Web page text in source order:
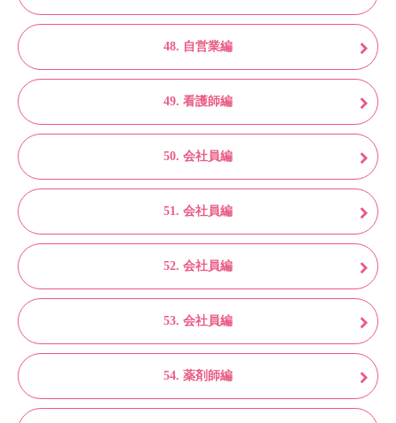
48. 自営業編
49. 看護師編
50. 会社員編
51. 会社員編
52. 会社員編
53. 会社員編
54. 薬剤師編